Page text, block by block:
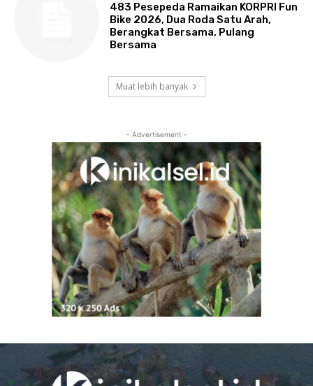
483 Pesepeda Ramaikan KORPRI Fun
Bike 2026, Dua Roda Satu Arah,
Berangkat Bersama, Pulang
Bersama
Muat lebih banyak
- Advertisement -